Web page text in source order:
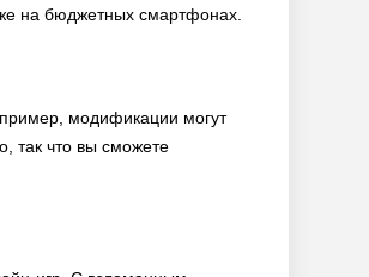
на бюджетных смартфонах.
модификации могут
так что вы сможете